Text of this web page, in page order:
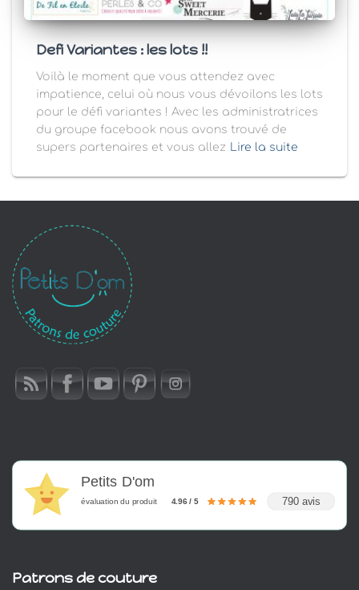
Defi Variantes : les lots !!
Voilà le moment que vous attendez avec
impatience, celui où nous vous dévoilons les lots
pour le défi variantes ! Avec les administratrices
du groupe facebook nous avons trouvé de
supers partenaires et vous allez Lire la suite
Petits D'om
évaluation du produit 4.96 / 5 790 avis
Patrons de couture